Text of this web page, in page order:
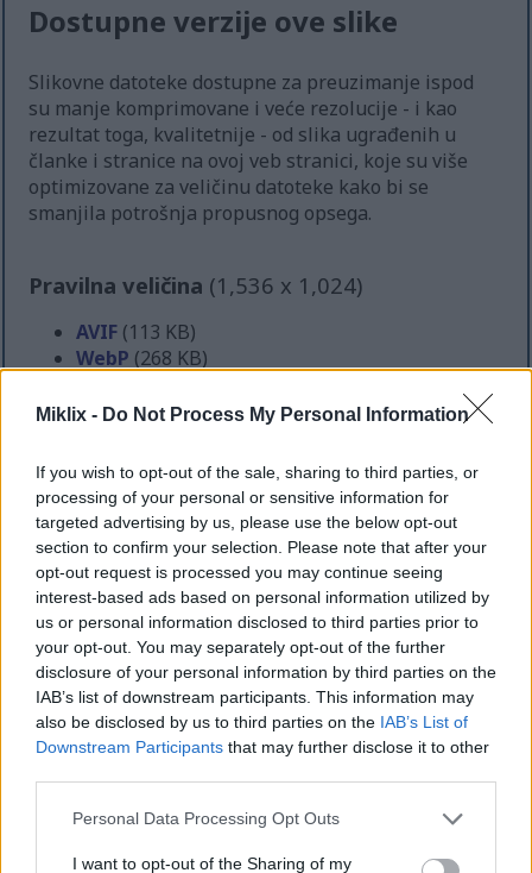
Miklix - Do Not Process My Personal Information
If you wish to opt-out of the sale, sharing to third parties, or
processing of your personal or sensitive information for
targeted advertising by us, please use the below opt-out
section to confirm your selection. Please note that after your
opt-out request is processed you may continue seeing
interest-based ads based on personal information utilized by
us or personal information disclosed to third parties prior to
your opt-out. You may separately opt-out of the further
disclosure of your personal information by third parties on the
IAB’s list of downstream participants. This information may
also be disclosed by us to third parties on the IAB’s List of
Downstream Participants that may further disclose it to other
Please note that this website/app uses one or more Google
not limited to your visit or usage behaviour. You may click to
Personal Data Processing Opt Outs
I want to opt-out of the Sharing of my
Dostupne verzije ove slike
Slikovne datoteke dostupne za preuzimanje ispod
su manje komprimovane i veće rezolucije - i kao
rezultat toga, kvalitetnije - od slika ugrađenih u
članke i stranice na ovoj veb stranici, koje su više
optimizovane za veličinu datoteke kako bi se
smanjila potrošnja propusnog opsega.
Pravilna veličina (1,536 x 1,024)
AVIF (113 KB)
WebP (268 KB)
AVIF (253 KB)
WebP(667 KB)
JPEG(1.5 MB)
Veoma velika veličina(4,608 x 3,072)
AVIF(381 KB)
WebP(1.1 MB)
JPEG(2.8 MB)